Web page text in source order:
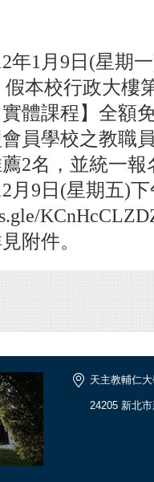
年1月9日(星期
本校行政大樓
體課程】全額
員學校之教職
2名，並統一
月9日(星期五)
附件。
天主教輔仁
24205 新北